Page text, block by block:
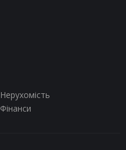
Нерухомість
Фінанси